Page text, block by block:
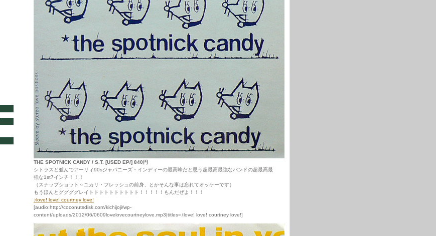
THE SPOTNICK CANDY / S.T. [USED EP/] 840円
シトラスと並んでアーリィ90sジャパニーズ・インディーの最高峰だと思う超最高最強なバンドの超最高最
強な1st7インチ！！！
（スナップショット～ユカリ・フレッシュの前身、とかそんな事は忘れてオッケーです）
もうほんとググググレイトトトトトトトトトト！！！！！もんだぜよ！！！
♪love! love! courtney love!
[audio:http://coconutsdisk.com/kichijoji/wp-
content/uploads/2012/06/0609lovelovecourtneylove.mp3|titles=♪love! love! courtney love!]